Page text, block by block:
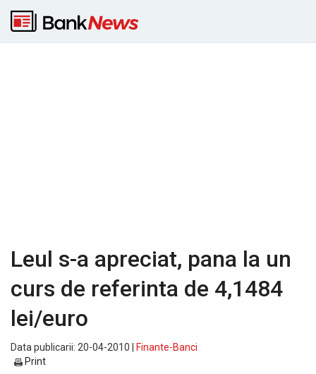
Leul s-a apreciat, pana la un
curs de referinta de 4,1484
lei/euro
Data publicarii: 20-04-2010 |
Finante-Banci
Print